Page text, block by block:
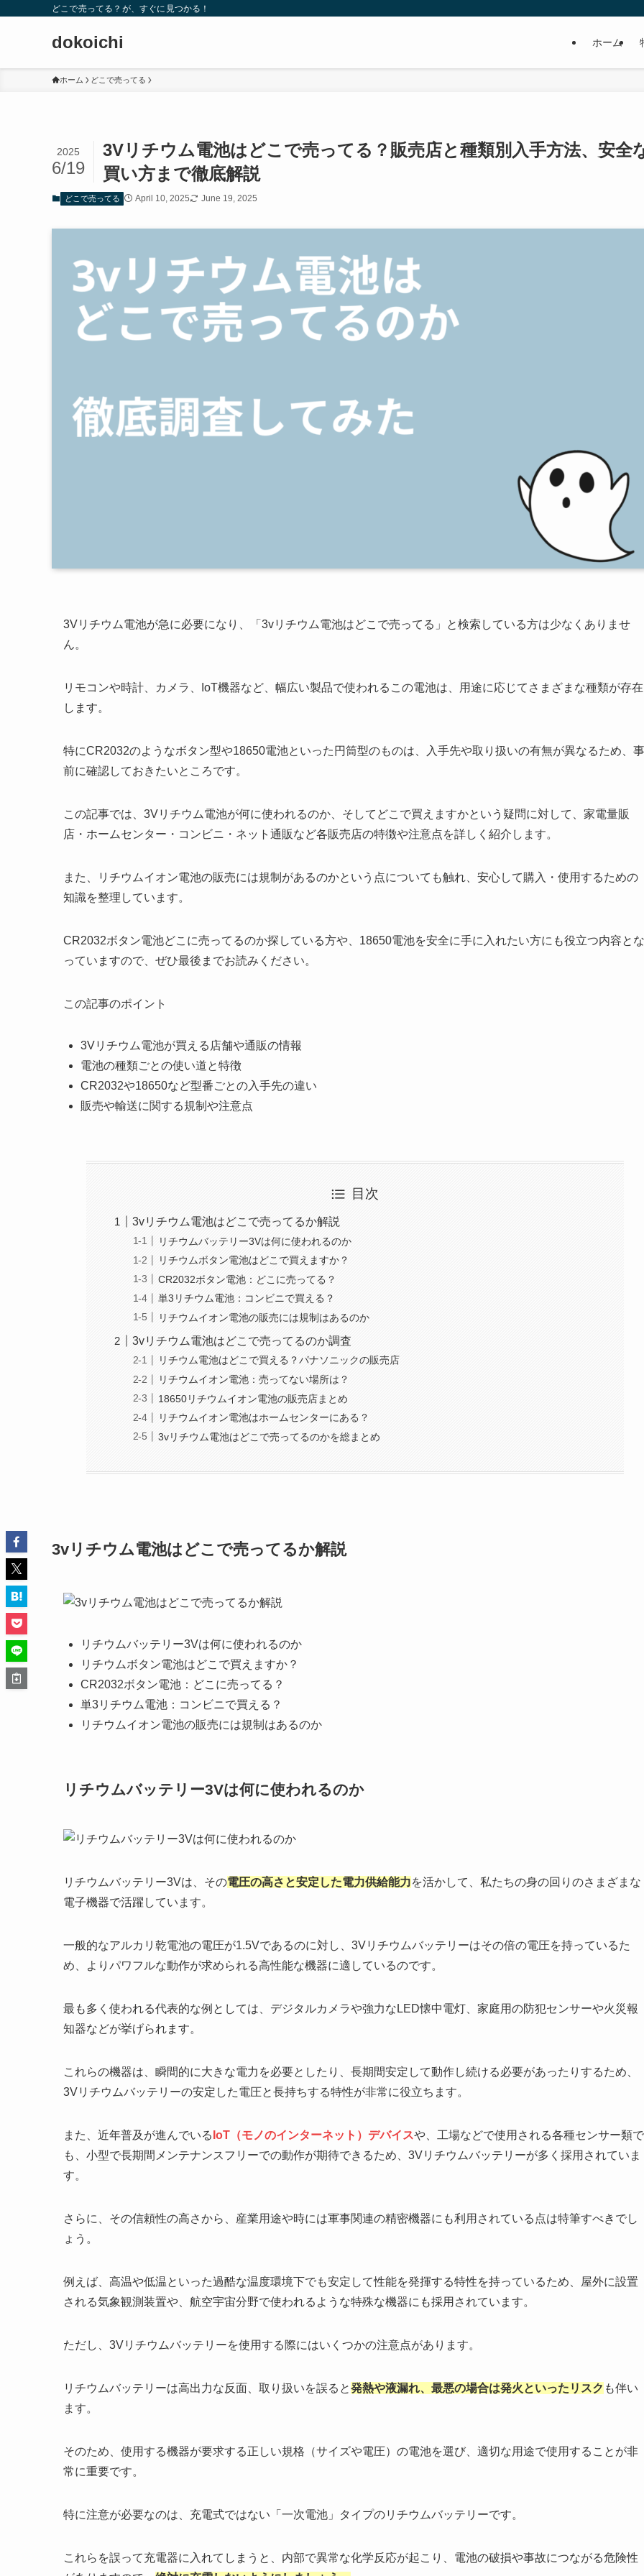
どこで売ってる？が、すぐに見つかる！
dokoichi ホーム
ホーム どこで売ってる
3Vリチウム電池はどこで売ってる？販売店と種類別入手方法、安全
買い方まで徹底解説
2025
6/19
どこで売ってる April 10, 2025 June 19, 2025
3Vリチウム電池が急に必要になり、「3vリチウム電池はどこで売ってる」と検索している方は少なくありませ
ん。
リモコンや時計、カメラ、IoT機器など、幅広い製品で使われるこの電池は、用途に応じてさまざまな種類が存在
します。
特にCR2032のようなボタン型や18650電池といった円筒型のものは、入手先や取り扱いの有無が異なるため、事
前に確認しておきたいところです。
この記事では、3Vリチウム電池が何に使われるのか、そしてどこで買えますかという疑問に対して、家電量販
店・ホームセンター・コンビニ・ネット通販など各販売店の特徴や注意点を詳しく紹介します。
また、リチウムイオン電池の販売には規制があるのかという点についても触れ、安心して購入・使用するための
知識を整理しています。
CR2032ボタン電池どこに売ってるのか探している方や、18650電池を安全に手に入れたい方にも役立つ内容とな
っていますので、ぜひ最後までお読みください。
この記事のポイント
3Vリチウム電池が買える店舗や通販の情報
電池の種類ごとの使い道と特徴
CR2032や18650など型番ごとの入手先の違い
販売や輸送に関する規制や注意点
目次
3vリチウム電池はどこで売ってるか解説
リチウムバッテリー3Vは何に使われるのか
リチウムボタン電池はどこで買えますか？
CR2032ボタン電池：どこに売ってる？
単3リチウム電池：コンビニで買える？
リチウムイオン電池の販売には規制はあるのか
3vリチウム電池はどこで売ってるのか調査
リチウム電池はどこで買える？パナソニックの販売店
リチウムイオン電池：売ってない場所は？
18650リチウムイオン電池の販売店まとめ
リチウムイオン電池はホームセンターにある？
3vリチウム電池はどこで売ってるのかを総まとめ
3vリチウム電池はどこで売ってるか解説
リチウムバッテリー3Vは何に使われるのか
リチウムボタン電池はどこで買えますか？
CR2032ボタン電池：どこに売ってる？
単3リチウム電池：コンビニで買える？
リチウムイオン電池の販売には規制はあるのか
リチウムバッテリー3Vは何に使われるのか
リチウムバッテリー3Vは、その電圧の高さと安定した電力供給能力を活かして、私たちの身の回りのさまざまな
電子機器で活躍しています。
一般的なアルカリ乾電池の電圧が1.5Vであるのに対し、3Vリチウムバッテリーはその倍の電圧を持っているた
め、よりパワフルな動作が求められる高性能な機器に適しているのです。
最も多く使われる代表的な例としては、デジタルカメラや強力なLED懐中電灯、家庭用の防犯センサーや火災報
知器などが挙げられます。
これらの機器は、瞬間的に大きな電力を必要としたり、長期間安定して動作し続ける必要があったりするため、
3Vリチウムバッテリーの安定した電圧と長持ちする特性が非常に役立ちます。
また、近年普及が進んでいる IoT（モノのインターネット）デバイスや、工場などで使用される各種センサー類で
も、小型で長期間メンテナンスフリーでの動作が期待できるため、3Vリチウムバッテリーが多く採用されていま
す。
さらに、その信頼性の高さから、産業用途や時には軍事関連の精密機器にも利用されている点は特筆すべきでし
ょう。
例えば、高温や低温といった過酷な温度環境下でも安定して性能を発揮する特性を持っているため、屋外に設置
される気象観測装置や、航空宇宙分野で使われるような特殊な機器にも採用されています。
ただし、3Vリチウムバッテリーを使用する際にはいくつかの注意点があります。
リチウムバッテリーは高出力な反面、取り扱いを誤ると発熱や液漏れ、最悪の場合は発火といったリスク も伴い
ます。
そのため、使用する機器が要求する正しい規格（サイズや電圧）の電池を選び、適切な用途で使用することが非
常に重要です。
特に注意が必要なのは、充電式ではない「一次電池」タイプのリチウムバッテリーです。
これらを誤って充電器に入れてしまうと、内部で異常な化学反応が起こり、電池の破損や事故につながる危険性